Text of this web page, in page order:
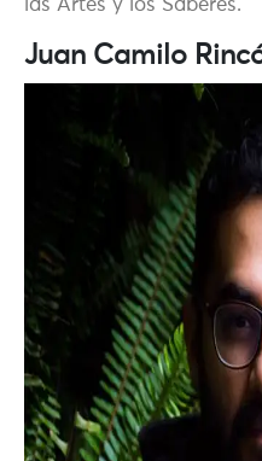
las Artes y los Saberes.
Juan Camilo